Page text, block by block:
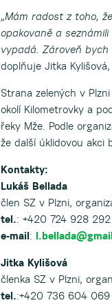
„Mám radost z toho,
opakovaně a
vypadá. Zároveň bych
doplňuje Jitka
Strana zelených v
okolí Kilometrovky a
řeky Mže. Podle
že další úklidovou
Kontakty:
Lukáš Bellada
člen SZ v Plzni,
tel.: +420 724 928 292
e-mail:
Jitka Kylišová
členka SZ v Plzni,
tel.:+420 736 604 069